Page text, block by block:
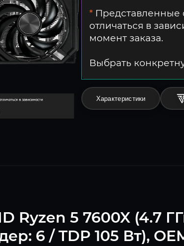
* Представленные
отличаться в
момент заказа.
Выбрать
Характеристики
Ryzen 5 7600X (4.7
6 / TDP 105 Вт),